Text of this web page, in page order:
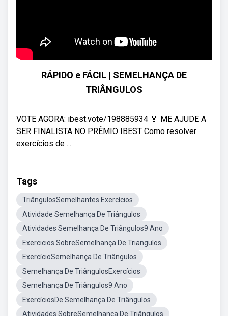
RÁPIDO e FÁCIL | SEMELHANÇA DE
TRIÂNGULOS
VOTE AGORA: ibest.vote/198885934 🏅 ME AJUDE A
SER FINALISTA NO PRÊMIO IBEST Como resolver
exercícios de ...
Tags
TriângulosSemelhantes Exercícios
Atividade Semelhança De Triângulos
Atividades Semelhança De Triângulos9 Ano
Exercicios SobreSemelhança De Triangulos
ExercícioSemelhança De Triângulos
Semelhança De TriângulosExercícios
Semelhança De Triângulos9 Ano
ExercíciosDe Semelhança De Triângulos
Atividades SobreSemelhança De Triângulos